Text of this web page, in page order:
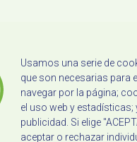
leído y aceptola
Usamos una serie de
que son necesarias para
navegar por la página;
el uso web y
publicidad. Si elige
aceptar o rechazar